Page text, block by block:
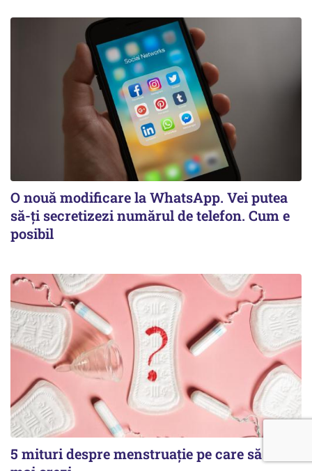
O nouă modificare la WhatsApp. Vei putea
să-ți secretizezi numărul de telefon. Cum e
posibil
5 mituri despre menstruație pe care să nu le